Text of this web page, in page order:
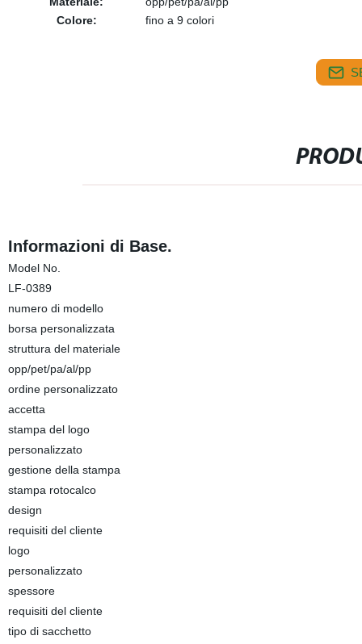
Colore:
fino a 9 colori
Informazioni di Base.
Model No.
LF-0389
numero di modello
borsa personalizzata
struttura del materiale
opp/pet/pa/al/pp
ordine personalizzato
accetta
stampa del logo
personalizzato
gestione della stampa
stampa rotocalco
design
requisiti del cliente
logo
personalizzato
spessore
requisiti del cliente
tipo di sacchetto